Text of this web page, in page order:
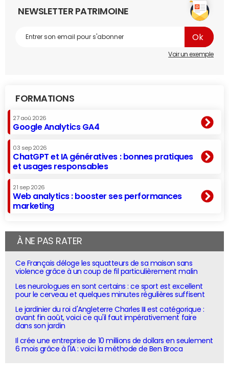
NEWSLETTER PATRIMOINE
Voir un exemple
FORMATIONS
27 aoû 2026
Google Analytics GA4
03 sep 2026
ChatGPT et IA génératives : bonnes pratiques
et usages responsables
21 sep 2026
Web analytics : booster ses performances
marketing
À NE PAS RATER
Ce Français déloge les squatteurs de sa maison sans
violence grâce à un coup de fil particulièrement malin
Les neurologues en sont certains : ce sport est excellent
pour le cerveau et quelques minutes régulières suffisent
Le jardinier du roi d'Angleterre Charles III est catégorique :
avant fin août, voici ce qu'il faut impérativement faire
dans son jardin
Il crée une entreprise de 10 millions de dollars en seulement
6 mois grâce à l'IA : voici la méthode de Ben Broca